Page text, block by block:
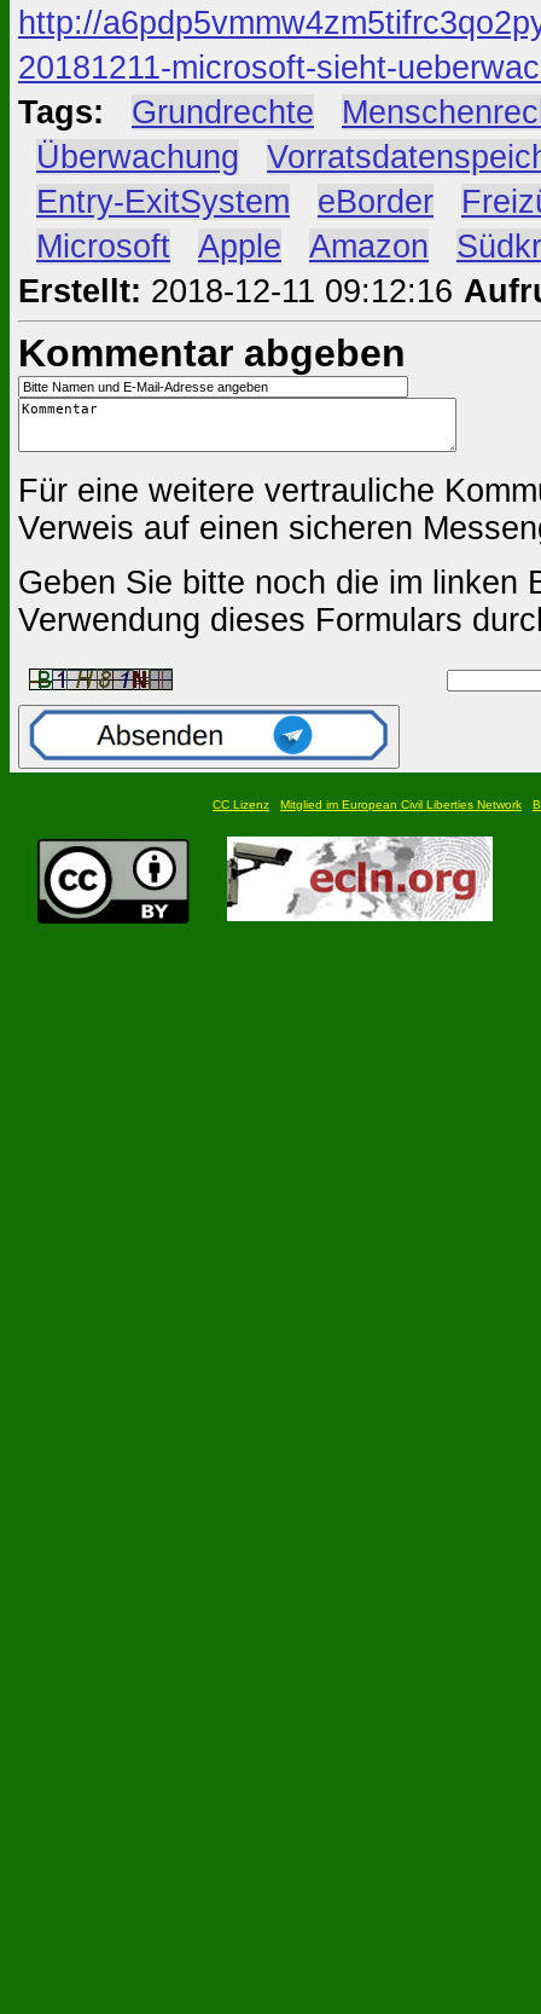
http://
20181211-microsoft-sieht-
Tags:
Grundrechte
Überwachung
Entry-ExitSystem eBorder
Microsoft Apple Amazon
Erstellt: 2018-12-11 09:12:16
Kommentar abgeben
Für eine weitere vertrauliche
Verweis auf einen sicheren
Geben Sie bitte noch die im linken
Verwendung dieses Formulars
CC Lizenz Mitglied im European Civil Liberties Network